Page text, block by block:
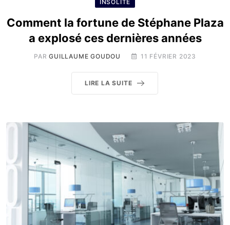
INSOLITE
Comment la fortune de Stéphane Plaza
a explosé ces dernières années
PARGUILLAUME GOUDOU 11 FÉVRIER 2023
LIRE LA SUITE